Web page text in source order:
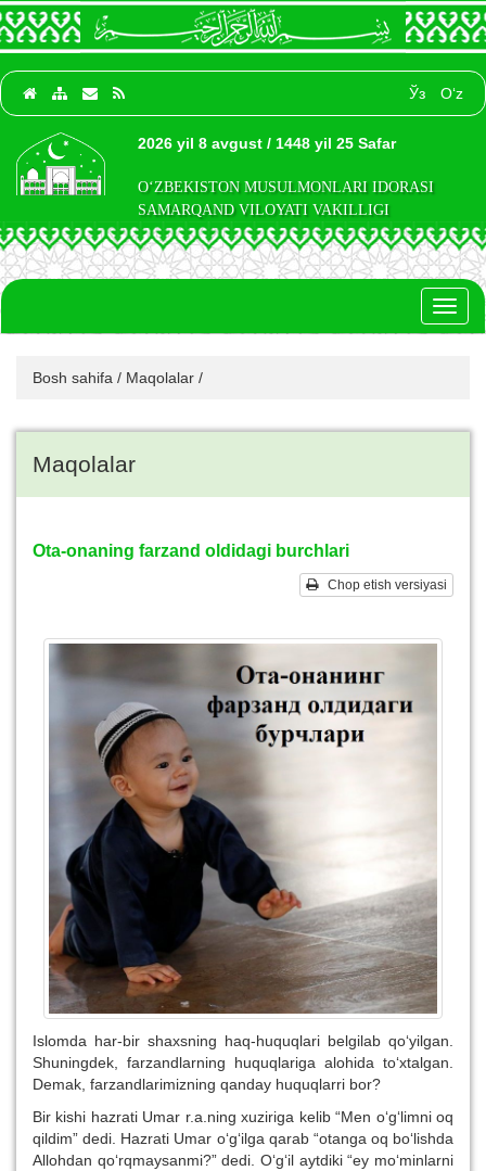
Ўз O‘z
2026 yil 8 avgust / 1448 yil 25 Safar
O‘ZBEKISTON MUSULMONLARI IDORASI
SAMARQAND VILOYATI VAKILLIGI
Bosh sahifa / Maqolalar /
Maqolalar
Ota-onaning farzand oldidagi burchlari
Chop etish versiyasi
Islomda har-bir shaxsning haq-huquqlari belgilab qo‘yilgan.
Shuningdek, farzandlarning huquqlariga alohida to‘xtalgan.
Demak, farzandlarimizning qanday huquqlarri bor?
Bir kishi hazrati Umar r.a.ning xuziriga kelib “Men o‘g‘limni oq
qildim” dedi. Hazrati Umar o‘g‘ilga qarab “otanga oq bo‘lishda
Allohdan qo‘rqmaysanmi?” dedi. O‘g‘il aytdiki “ey mo‘minlarni